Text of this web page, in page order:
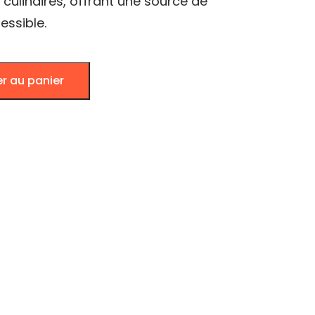
au panier